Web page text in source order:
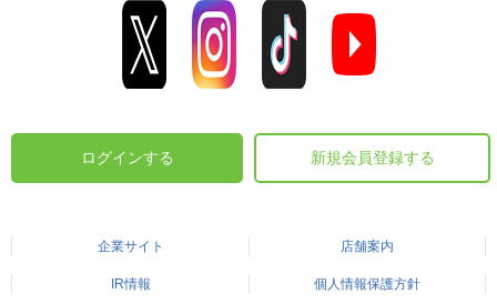
ログインする 新規会員登録する
企業サイト 店舗案内
IR情報 個人情報保護方針